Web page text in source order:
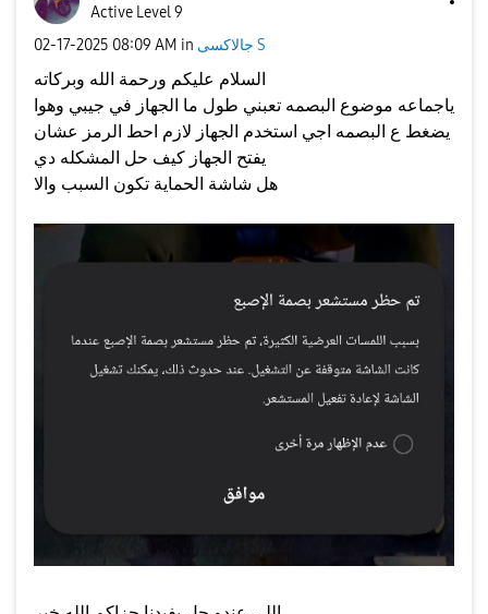
Active Level 9
‎02-17-2025 08:09 AM in جالاكسى S
ياجماعه موضوع البصمه تعبني طول ما الجهاز في جيبي وهوا
يضغط ع البصمه اجي استخدم الجهاز لازم احط الرمز عشان